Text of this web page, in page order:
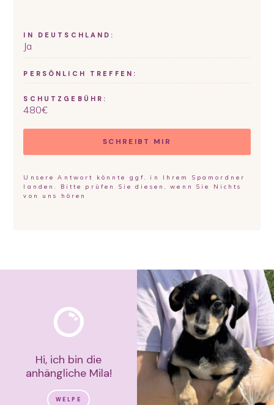
IN DEUTSCHLAND:
Ja
PERSÖNLICH TREFFEN:
SCHUTZGEBÜHR:
480€
SCHREIBT MIR
Unsere Antwort könnte ggf. in Ihrem Spamordner
landen. Bitte prüfen Sie diesen, wenn Sie Nichts
von uns hören
Hi, ich bin die
anhängliche Mila!
WELPE